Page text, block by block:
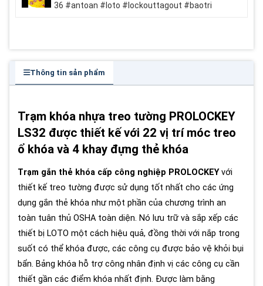
36 #antoan #loto #lockouttagout #baotri
Thông tin sản phẩm
Trạm khóa nhựa treo tường PROLOCKEY
LS32 được thiết kế với 22 vị trí móc treo
ổ khóa và 4 khay đựng thẻ khóa
Trạm gắn thẻ khóa cấp công nghiệp PROLOCKEYvới
thiết kế treo tường được sử dụng tốt nhất cho các ứng
dụng gắn thẻ khóa như một phần của chương trình an
toàn tuân thủ OSHA toàn diện. Nó lưu trữ và sắp xếp các
thiết bị LOTO một cách hiệu quả, đồng thời với nắp trong
suốt có thể khóa được, các công cụ được bảo vệ khỏi bụi
bẩn. Bảng khóa hỗ trợ công nhân định vị các công cụ cần
thiết gần các điểm khóa nhất định. Được làm bằng